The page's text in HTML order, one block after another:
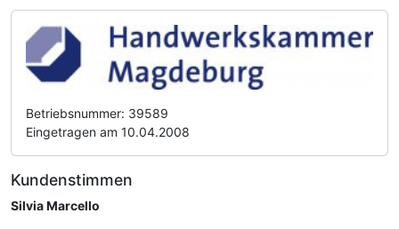
Betriebsnummer: 39589
Eingetragen am 10.04.2008
Kundenstimmen
Silvia Marcello